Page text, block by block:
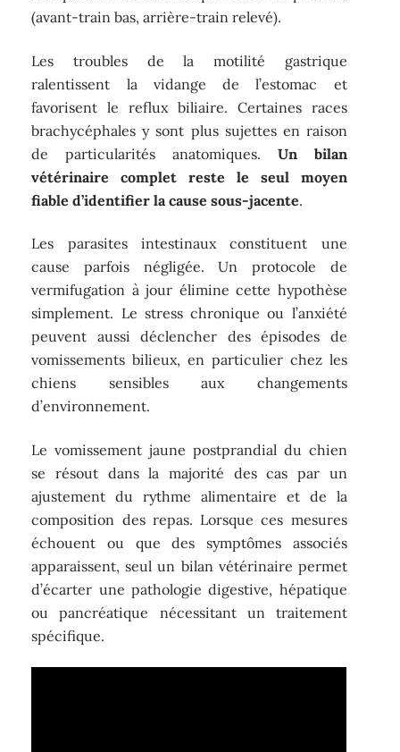
(avant-train bas, arrière-train relevé).
Les troubles de la motilité gastrique
ralentissent la vidange de l’estomac et
favorisent le reflux biliaire. Certaines races
brachycéphales y sont plus sujettes en raison
de particularités anatomiques. Un bilan
vétérinaire complet reste le seul moyen
fiable d’identifier la cause sous-jacente.
Les parasites intestinaux constituent une
cause parfois négligée. Un protocole de
vermifugation à jour élimine cette hypothèse
simplement. Le stress chronique ou l’anxiété
peuvent aussi déclencher des épisodes de
vomissements bilieux, en particulier chez les
chiens sensibles aux changements
d’environnement.
Le vomissement jaune postprandial du chien
se résout dans la majorité des cas par un
ajustement du rythme alimentaire et de la
composition des repas. Lorsque ces mesures
échouent ou que des symptômes associés
apparaissent, seul un bilan vétérinaire permet
d’écarter une pathologie digestive, hépatique
ou pancréatique nécessitant un traitement
spécifique.